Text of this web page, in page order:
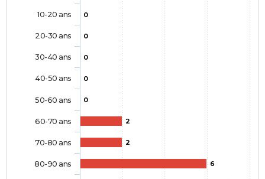
0
0
0
0
0
2
2
6
10-20 ans
20-30 ans
30-40 ans
40-50 ans
50-60 ans
60-70 ans
70-80 ans
80-90 ans